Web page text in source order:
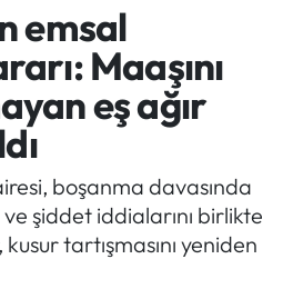
emsal
Maaşını
eş ağır
boşanma davasında
şiddet iddialarını birlikte
tartışmasını yeniden
Haberleri
Haritası
ve Fikstür